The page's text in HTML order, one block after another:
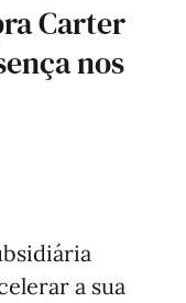
Carter
nos
a sua